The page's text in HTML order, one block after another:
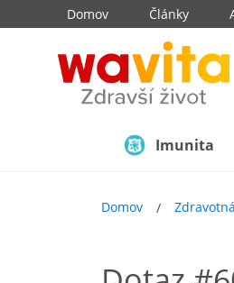
Domov Články
Imunita
Domov